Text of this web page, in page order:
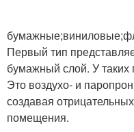
Первый тип
бумажный слой. У
Это воздухо- и
создавая
помещения.